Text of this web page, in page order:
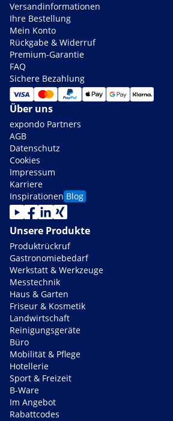
Versandinformationen
Ihre Bestellung
Mein Konto
Rückgabe & Widerruf
Premium-Garantie
FAQ
Sichere Bezahlung
Über uns
expondo Partners
AGB
Datenschutz
Cookies
Impressum
Karriere
Inspirationen Blog
Unsere Produkte
Produktrückruf
Gastronomiebedarf
Werkstatt & Werkzeuge
Messtechnik
Haus & Garten
Friseur & Kosmetik
Landwirtschaft
Reinigungsgeräte
Büro
Mobilität & Pflege
Hotellerie
Sport & Freizeit
B-Ware
Im Angebot
Rabattcodes